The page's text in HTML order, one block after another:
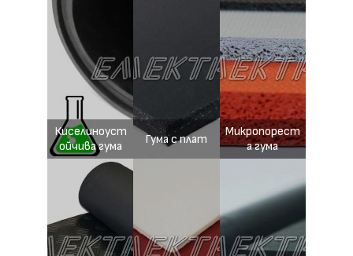
Киселиноуст
ойчива гума
Гума с плат
Микропорест
а гума